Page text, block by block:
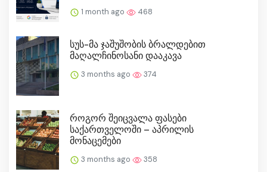
1 month ago 468
სუს-მა ჯაშუშობის ბრალდებით
მაღალჩინოსანი დააკავა
3 months ago 374
როგორ შეიცვალა ფასები
საქართველოში – აპრილის
მონაცემები
3 months ago 358